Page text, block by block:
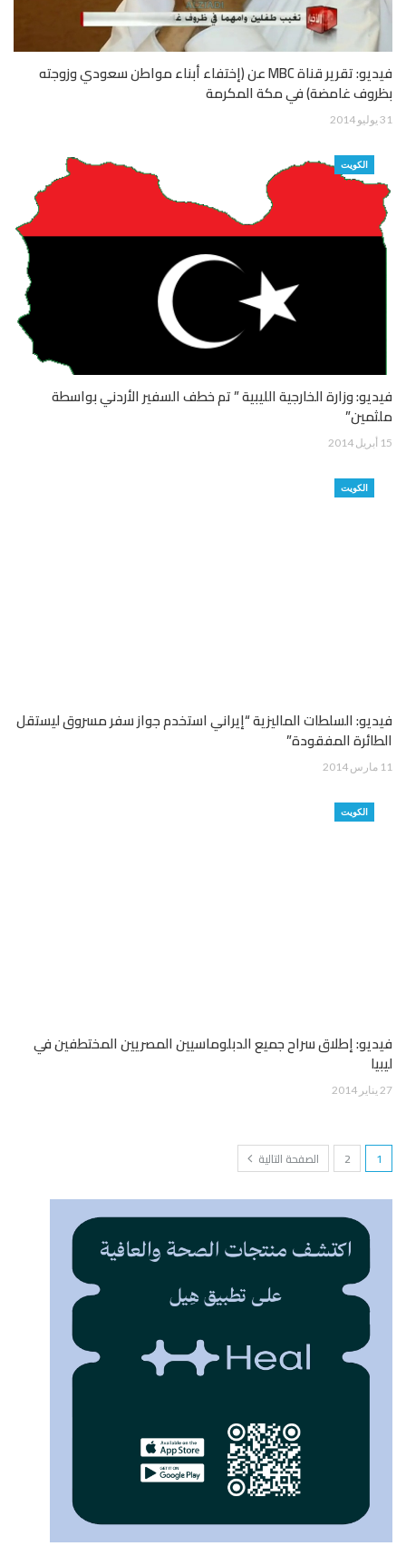
فيديو: تقرير قناة MBC عن (إختفاء أبناء مواطن سعودي وزوجته
بظروف غامضة) في مكة المكرمة
31 يوليو 2014
الكويت
فيديو: وزارة الخارجية الليبية ” تم خطف السفير الأردني بواسطة
ملثمين”
15 أبريل 2014
الكويت
فيديو: السلطات الماليزية “إيراني استخدم جواز سفر مسروق ليستقل
الطائرة المفقودة”
11 مارس 2014
الكويت
فيديو: إطلاق سراح جميع الدبلوماسيين المصريين المختطفين في
ليبيا
27 يناير 2014
1
2 الصفحة التالية